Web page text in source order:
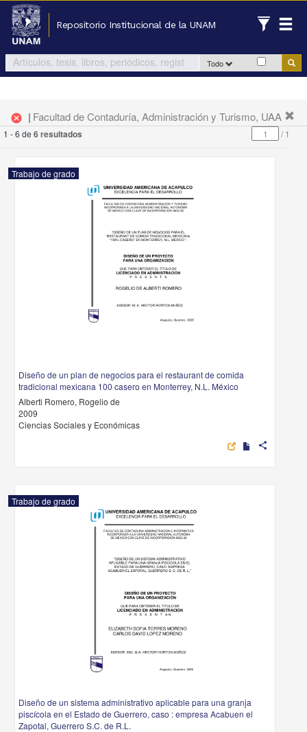
Repositorio Institucional de la UNAM
Todo
cancel | Facultad de Contaduría, Administración y Turismo, UAA
1 - 6 de 6 resultados /1
Trabajo de grado
Diseño de un plan de negocios para el restaurant de comida
tradicional mexicana 100 casero en Monterrey, N.L. México
Alberti Romero, Rogelio de
2009
Ciencias Sociales y Económicas
share
Trabajo de grado
Diseño de un sistema administrativo aplicable para una granja
piscícola en el Estado de Guerrero, caso : empresa Acabuen el
Zapotal, Guerrero S.C. de R.L.